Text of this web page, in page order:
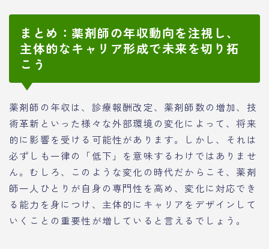
まとめ：薬剤師の年収動向を注視し、
主体的なキャリア形成で未来を切り拓
こう
薬剤師の年収は、診療報酬改定、薬剤師数の増加、技
術革新といった様々な外部環境の変化によって、将来
的に影響を受ける可能性があります。しかし、それは
必ずしも一律の「低下」を意味するわけではありませ
ん。むしろ、このような変化の時代だからこそ、薬剤
師一人ひとりが自身の専門性を高め、変化に対応でき
る能力を身につけ、主体的にキャリアをデザインして
いくことの重要性が増していると言えるでしょう。